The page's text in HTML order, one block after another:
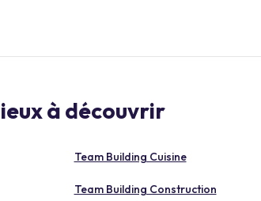
à découvrir
Team Building Cuisine
Team Building Construction